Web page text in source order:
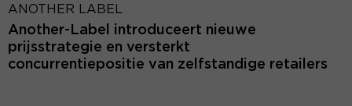
ANOTHER LABEL
Another-Label introduceert nieuwe
prijsstrategie en versterkt
concurrentiepositie van zelfstandige retailers